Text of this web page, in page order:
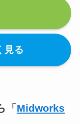
見る
「 Midworks